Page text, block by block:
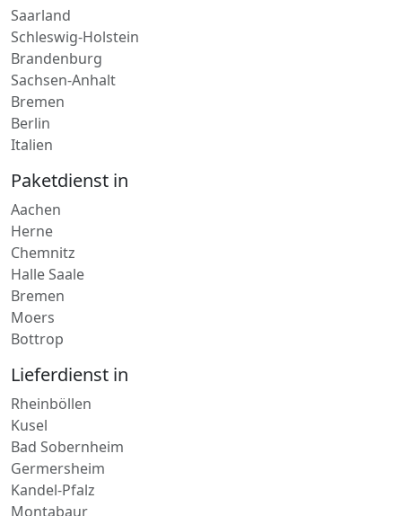
Saarland
Schleswig-Holstein
Brandenburg
Sachsen-Anhalt
Bremen
Berlin
Italien
Paketdienst in
Aachen
Herne
Chemnitz
Halle Saale
Bremen
Moers
Bottrop
Lieferdienst in
Rheinböllen
Kusel
Bad Sobernheim
Germersheim
Kandel-Pfalz
Montabaur